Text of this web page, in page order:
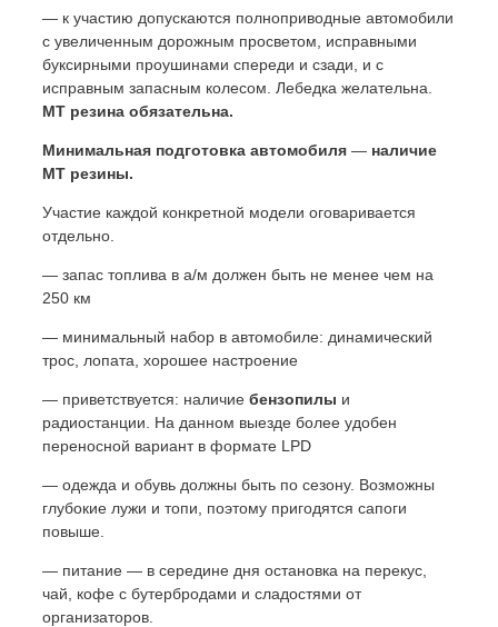
— к участию допускаются полноприводные автомобили
с увеличенным дорожным просветом, исправными
буксирными проушинами спереди и сзади, и с
исправным запасным колесом. Лебедка желательна.
МТ резина обязательна.
Минимальная подготовка автомобиля — наличие
МТ резины.
Участие каждой конкретной модели оговаривается
отдельно.
— запас топлива в а/м должен быть не менее чем на
250 км
— минимальный набор в автомобиле: динамический
трос, лопата, хорошее настроение
— приветствуется: наличие бензопилы и
радиостанции. На данном выезде более удобен
переносной вариант в формате LPD
— одежда и обувь должны быть по сезону. Возможны
глубокие лужи и топи, поэтому пригодятся сапоги
повыше.
— питание — в середине дня остановка на перекус,
чай, кофе с бутербродами и сладостями от
организаторов.